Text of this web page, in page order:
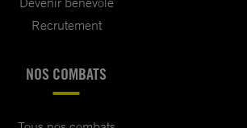
Recrutement
NOS COMBATS